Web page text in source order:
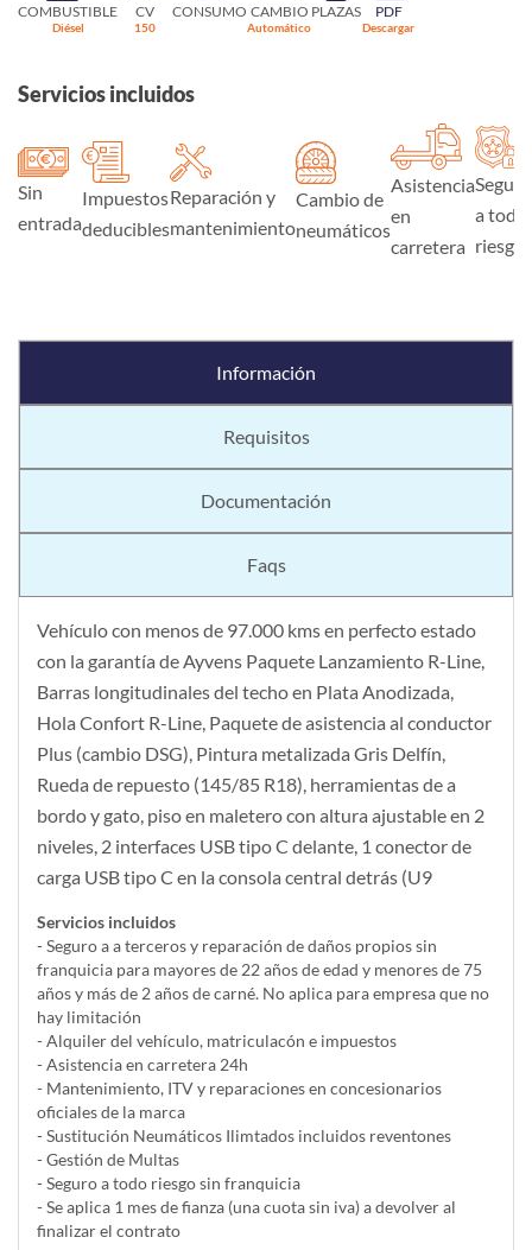
COMBUSTIBLE
Diésel
CV
150
CONSUMO CAMBIO
Automático
PLAZAS PDF
Descargar
Servicios incluidos
Sin
entrada
Impuestos
deducibles
Reparación y
mantenimiento
Cambio de
neumáticos
Asistencia
en
carretera
Seguro
a todo
riesgo
Información
Requisitos
Documentación
Faqs
Vehículo con menos de 97.000 kms en perfecto estado
con la garantía de Ayvens Paquete Lanzamiento R-Line,
Barras longitudinales del techo en Plata Anodizada,
Hola Confort R-Line, Paquete de asistencia al conductor
Plus (cambio DSG), Pintura metalizada Gris Delfín,
Rueda de repuesto (145/85 R18), herramientas de a
bordo y gato, piso en maletero con altura ajustable en 2
niveles, 2 interfaces USB tipo C delante, 1 conector de
carga USB tipo C en la consola central detrás (U9
Servicios incluidos
- Seguro a a terceros y reparación de daños propios sin
franquicia para mayores de 22 años de edad y menores de 75
años y más de 2 años de carné. No aplica para empresa que no
hay limitación
- Alquiler del vehí­culo, matriculacón e impuestos
- Asistencia en carretera 24h
- Mantenimiento, ITV y reparaciones en concesionarios
oficiales de la marca
- Sustitución Neumáticos Ilimtados incluidos reventones
- Gestión de Multas
- Seguro a todo riesgo sin franquicia
- Se aplica 1 mes de fianza (una cuota sin iva) a devolver al
finalizar el contrato